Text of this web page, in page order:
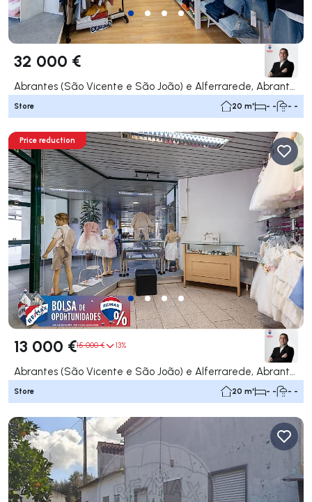
32 000 €
Abrantes (São Vicente e São João) e Alferrarede, Abrantes
Store 20 m² - - - -
Price reduction
13 000 €15 000 € 13%
Store 20 m² - - - -